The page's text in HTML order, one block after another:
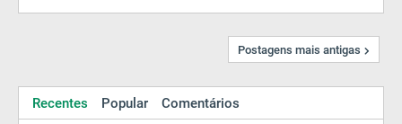
Postagens mais antigas
Recentes Popular Comentários